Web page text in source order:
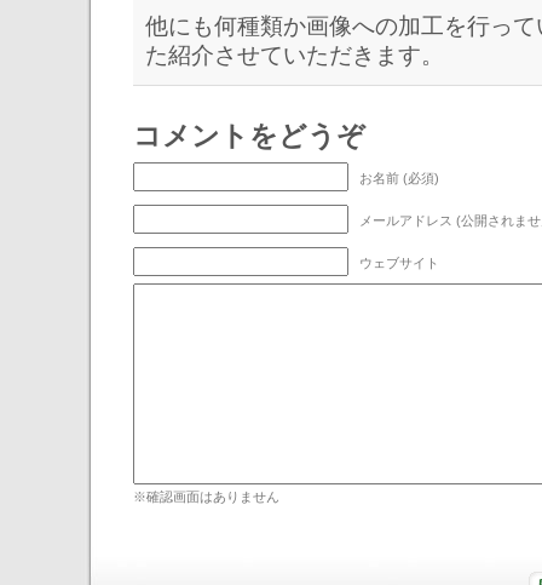
他にも何種類か画像への加工を行っ
た紹介させていただきます。
コメントをどうぞ
お名前 (必須)
メールアドレス (公開されま
ウェブサイト
※確認画面はありません